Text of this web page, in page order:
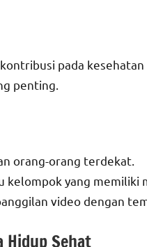
pada
penting.
orang-orang terdekat.
yang memiliki
video dengan
Hidup Sehat